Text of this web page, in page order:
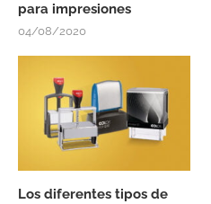
para impresiones
04/08/2020
Los diferentes tipos de